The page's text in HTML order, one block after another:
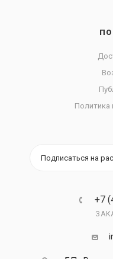
Политика
Подписаться на
+7